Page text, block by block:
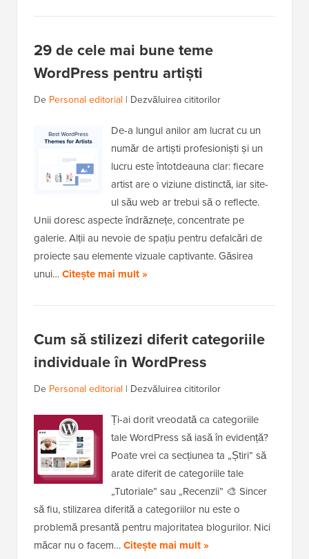
29 de cele mai bune teme
WordPress pentru artiști
De Personal editorial | Dezvăluirea cititorilor
De-a lungul anilor am lucrat cu un
număr de artiști profesioniști și un
lucru este întotdeauna clar: fiecare
artist are o viziune distinctă, iar site-
ul său web ar trebui să o reflecte.
Unii doresc aspecte îndrăznețe, concentrate pe
galerie. Alții au nevoie de spațiu pentru defalcări de
proiecte sau elemente vizuale captivante. Găsirea
unui…Citește mai mult »
Cum să stilizezi diferit categoriile
individuale în WordPress
De Personal editorial | Dezvăluirea cititorilor
Ți-ai dorit vreodată ca categoriile
tale WordPress să iasă în evidență?
Poate vrei ca secțiunea ta „Știri” să
arate diferit de categoriile tale
„Tutoriale” sau „Recenzii” 🎨 Sincer
să fiu, stilizarea diferită a categoriilor nu este o
problemă presantă pentru majoritatea blogurilor. Nici
măcar nu o facem…Citește mai mult »